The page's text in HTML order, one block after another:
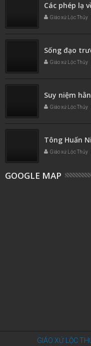
Các phép lạ
Giáo xứ Lộc Thủy
Sống đạo
Giáo xứ Lộc Thủy
Suy niệm
Giáo xứ Lộc Thủy
Tông Huấn
Giáo xứ Lộc Thủy
GOOGLE MAP
GIÁO XỨ LỘC